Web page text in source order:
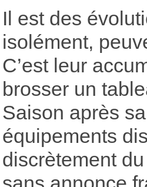
Il est des
isolément,
C’est leur
brosser un
Saison après
équipements
discrètement